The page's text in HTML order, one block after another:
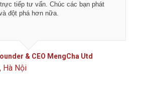
tiếp tư vấn. Chúc các bạn phát
đột phá hơn nữa.
& CEO MengCha Utd
Hà Nội